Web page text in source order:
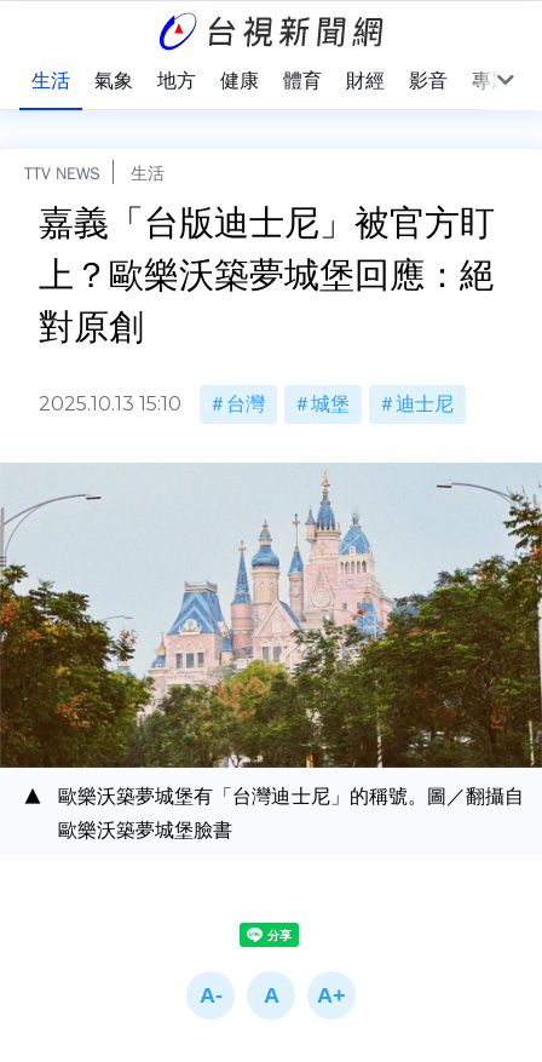
生活 氣象 地方 健康 體育 財經 影音 專題
TTV NEWS 生活
嘉義「台版迪士尼」被官方盯
上？歐樂沃築夢城堡回應：絕
對原創
2025.10.13 15:10 台灣 城堡 迪士尼
歐樂沃築夢城堡有「台灣迪士尼」的稱號。圖／翻攝自
歐樂沃築夢城堡臉書